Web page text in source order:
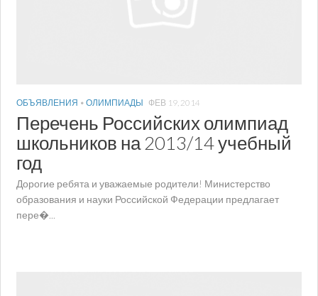
ОБЪЯВЛЕНИЯ • ОЛИМПИАДЫ ФЕВ 19, 2014
Перечень Российских олимпиад
школьников на 2013/14 учебный
год
Дорогие ребята и уважаемые родители! Министерство
образования и науки Российской Федерации предлагает
пере�...